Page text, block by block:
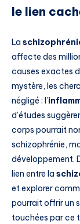
le lien
La
affecte des
causes exactes
mystère, les
négligé : l’
d’études
corps pourrait
schizophrénie,
développement.
lien entre la
et explorer
pourrait offrir un
touchées par ce